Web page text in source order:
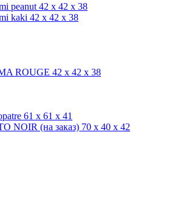
peanut 42 x 42 х 38
kaki 42 x 42 х 38
ROUGE 42 x 42 х 38
61 x 61 х 41
NOIR (на заказ) 70 x 40 х 42